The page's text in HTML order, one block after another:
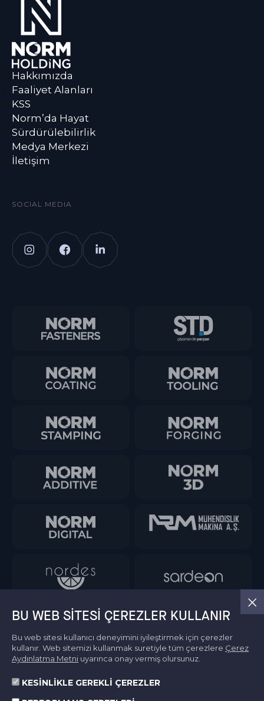
Hakkımızda
Faaliyet Alanları
KSS
Norm’da Hayat
Sürdürülebilirlik
Medya Merkezi
İletişim
SOCIAL MEDIA
Bilgi Toplumu Hizmetleri
BU WEB SITESI ÇEREZLER KULLANIR
Bu web sitesi kullanıcı deneyimini iyileştirmek için çerezler
kullanır. Web sitemizi kullanmak suretiyle tüm çerezlere Çerez
Aydınlatma Metni uyarınca onay vermiş olursunuz.
KESİNLİKLE GEREKLİ ÇEREZLER